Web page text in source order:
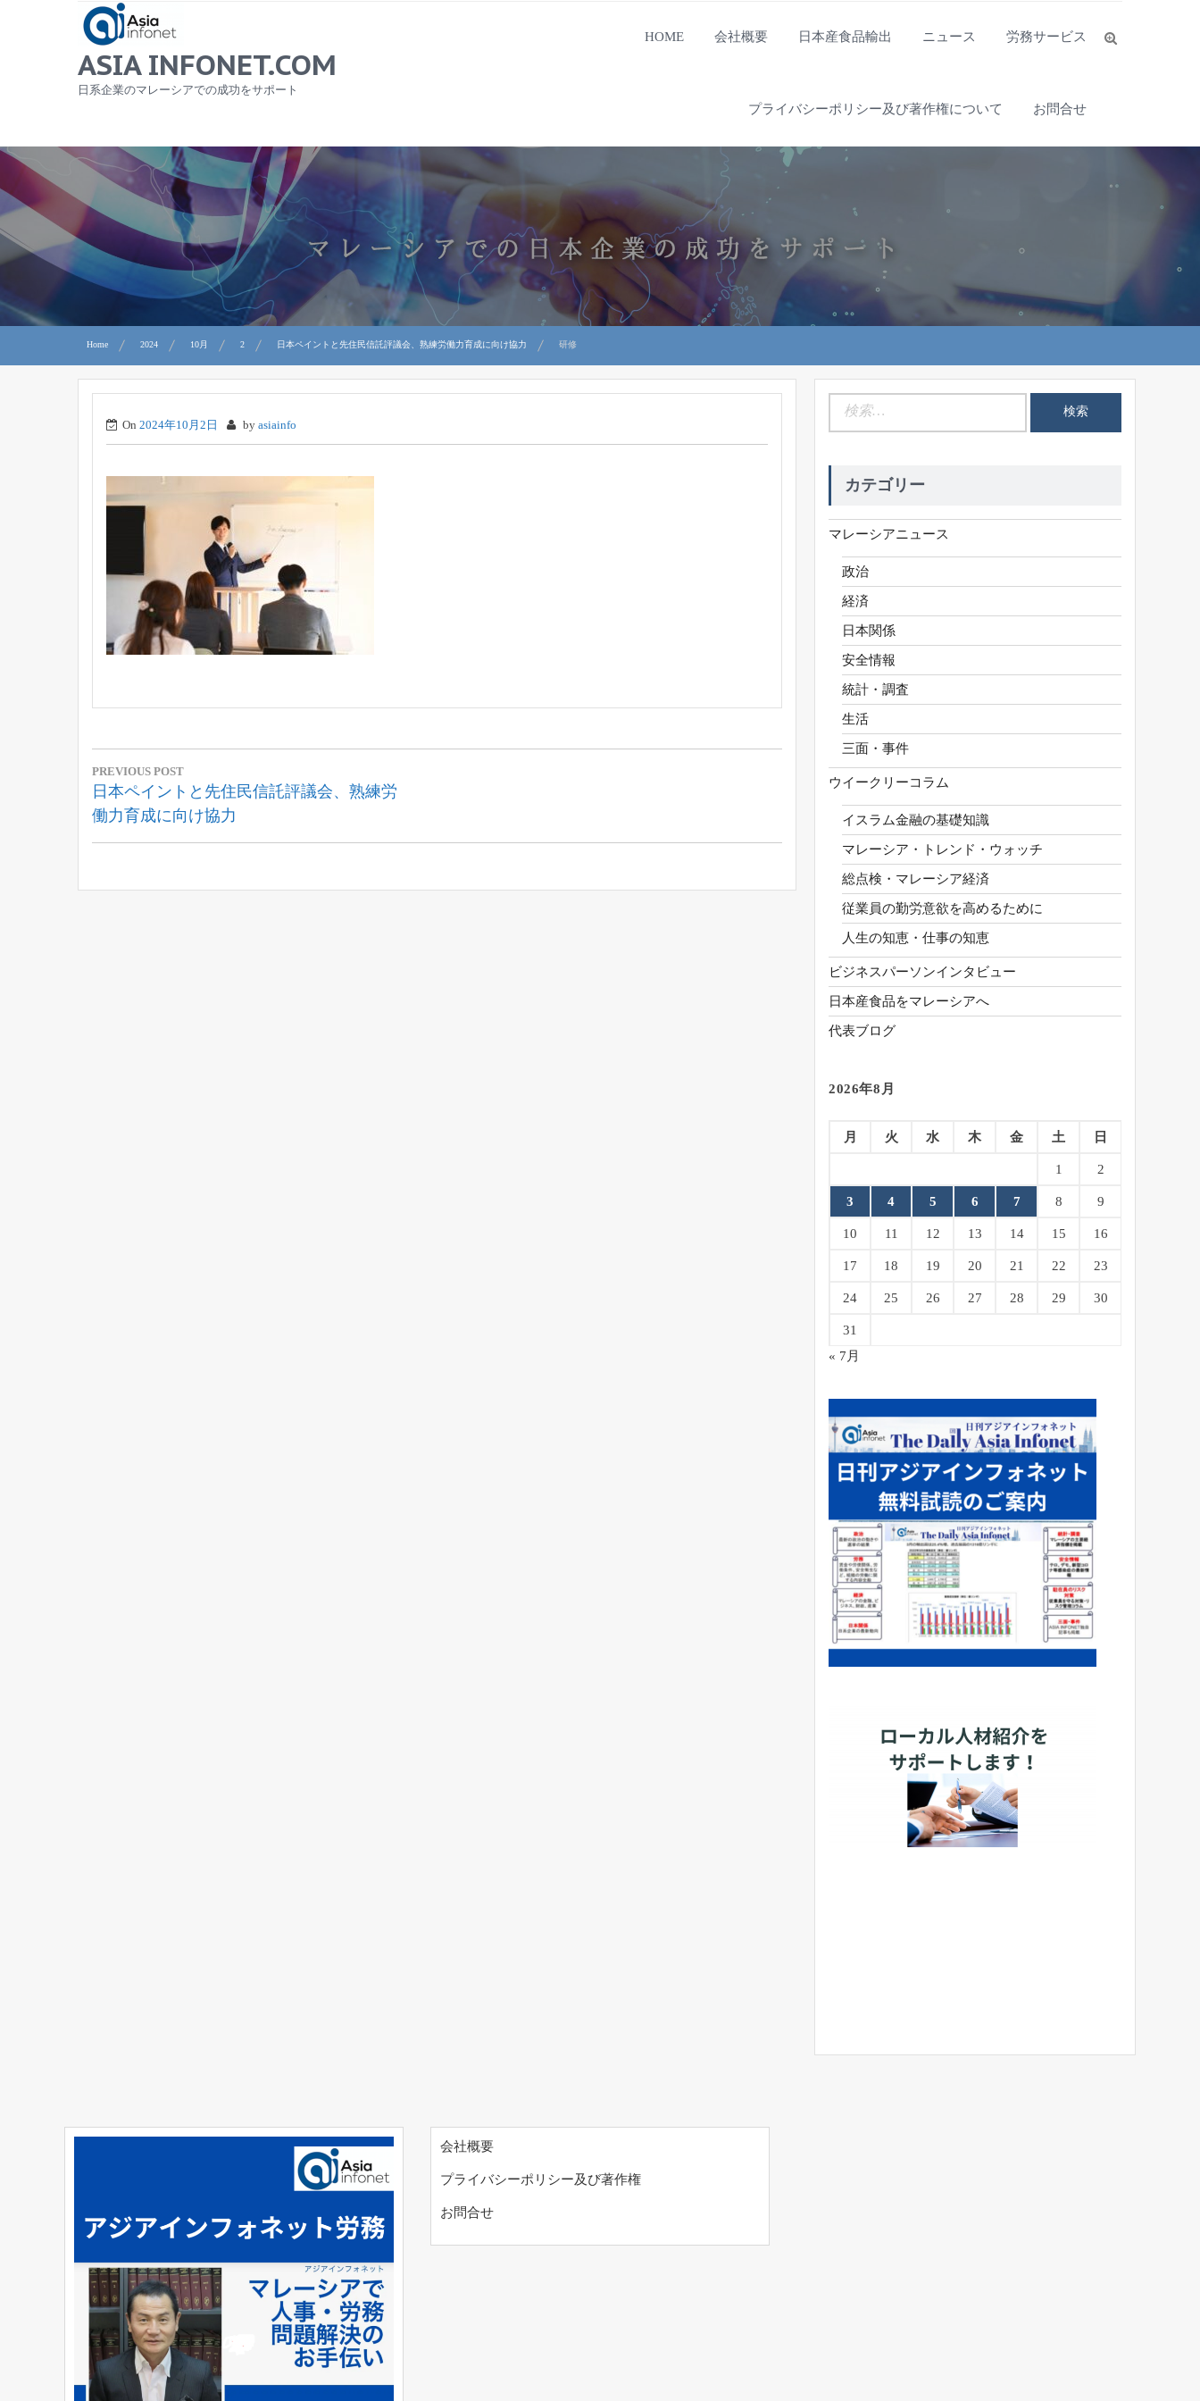
ASIA INFONET.COM
日系企業のマレーシアでの成功をサポート
HOME 会社概要 日本産食品輸出 ニュース 労務サービス
プライバシーポリシー及び著作権について お問合せ
Home 2024 10月 2 日本ペイントと先住民信託評議会、熟練労働力育成に向け協力 研修
On 2024年10月2日 by asiainfo
投
稿
ナ
ビ
PREVIOUS POST
Previous
Post:
日本ペイントと先住民信託評議会、熟練労
働力育成に向け協力
カテゴリー
マレーシアニュース
政治
経済
日本関係
安全情報
統計・調査
生活
三面・事件
ウイークリーコラム
イスラム金融の基礎知識
マレーシア・トレンド・ウォッチ
総点検・マレーシア経済
従業員の勤労意欲を高めるために
人生の知恵・仕事の知恵
ビジネスパーソンインタビュー
日本産食品をマレーシアへ
代表ブログ
2026年8月
月 火 水 木 金 土 日
1 2
3 4 5 6 7 8 9
10 11 12 13 14 15 16
17 18 19 20 21 22 23
24 25 26 27 28 29 30
31
« 7月
会社概要
プライバシーポリシー及び著作権
お問合せ